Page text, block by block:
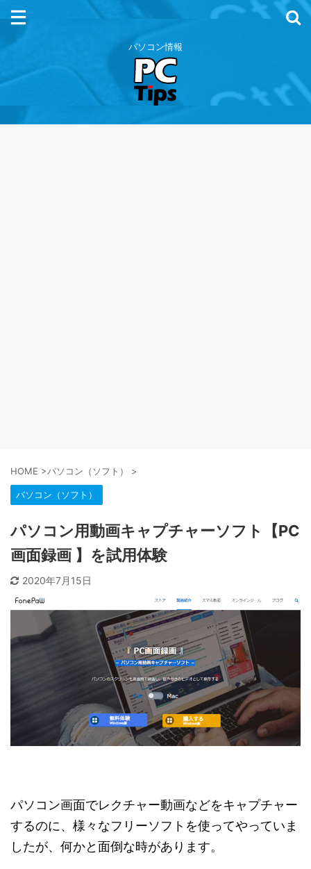
パソコン情報
HOME >パソコン（ソフト） >
パソコン（ソフト）
パソコン用動画キャプチャーソフト【PC
画面録画 】を試用体験
2020年7月15日
パソコン画面でレクチャー動画などをキャプチャー
するのに、様々なフリーソフトを使ってやっていま
したが、何かと面倒な時があります。